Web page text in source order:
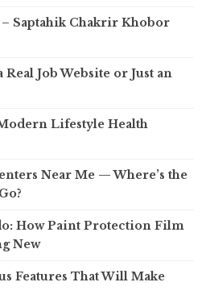
২০২৬ – Saptahik Chakrir Khobor
Job Website or Just an
Lifestyle Health
Near Me — Where’s the
How Paint Protection Film
New
Features That Will Make